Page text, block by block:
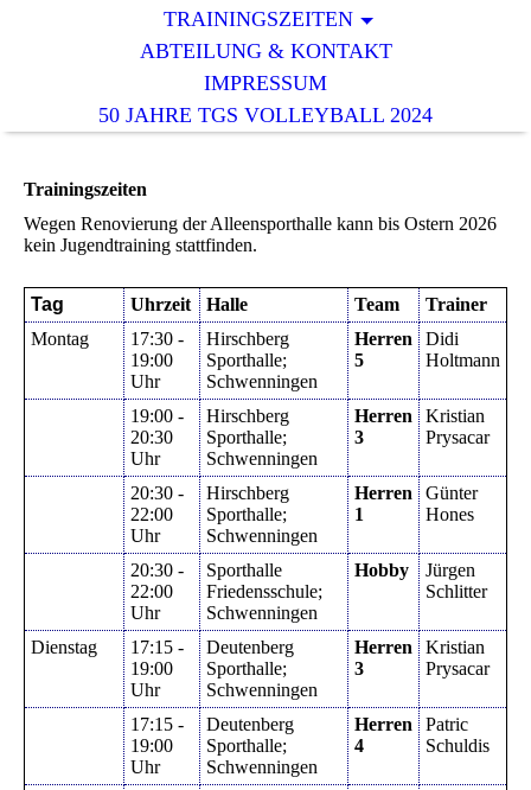
TRAININGSZEITEN
ABTEILUNG & KONTAKT
IMPRESSUM
50 JAHRE TGS VOLLEYBALL 2024
Trainingszeiten
Wegen Renovierung der Alleensporthalle kann bis Ostern 2026
kein Jugendtraining stattfinden.
Tag Uhrzeit Halle Team
Trainer
Montag
17:30 -
19:00
Uhr
Hirschberg
Sporthalle;
Schwenningen
Herren
5
Didi
Holtmann
19:00 -
20:30
Uhr
Hirschberg
Sporthalle;
Schwenningen
Herren
3
Kristian
Prysacar
20:30 -
22:00
Uhr
Hirschberg
Sporthalle;
Schwenningen
Herren
1
Günter
Hones
20:30 -
22:00
Uhr
Sporthalle
Friedensschule;
Schwenningen
Hobby
Jürgen
Schlitter
Dienstag
17:15 -
19:00
Uhr
Deutenberg
Sporthalle;
Schwenningen
Herren
3
Kristian
Prysacar
17:15 -
19:00
Uhr
Deutenberg
Sporthalle;
Schwenningen
Herren
4
Patric
Schuldis